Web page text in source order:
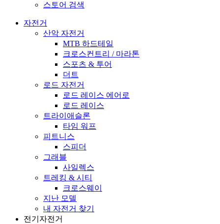
스토어 검색
자전거
산악 자전거
MTB 하드테일
크로스컨트리 / 마라톤
스포츠 & 투어
더트
로드 자전거
로드 레이스 에어로
로드 레이스
트라이애슬론
타임 워프
피트니스
스피더
그래블
사일렉스
트레킹 & 시티
크로스웨이
지난 모델
내 자전거 찾기
전기자전거